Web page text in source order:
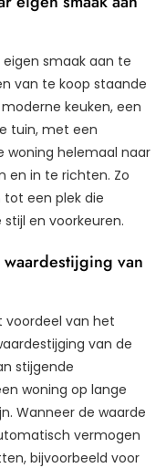
smaak aan te
van te koop staande
keuken, een
tuin, met een
woning helemaal naar
en in te richten. Zo
een plek die
en voorkeuren.
van
voordeel van het
van de
stijgende
woning op lange
Wanneer de waarde
vermogen
bijvoorbeeld voor